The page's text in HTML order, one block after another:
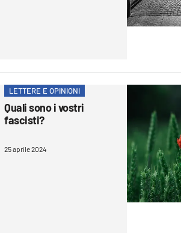
LETTERE E OPINIONI
Quali sono i vostri
fascisti?
25 aprile 2024